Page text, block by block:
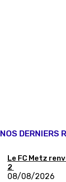
NOS DERNIERS
Le FC Metz
2
08/08/2026